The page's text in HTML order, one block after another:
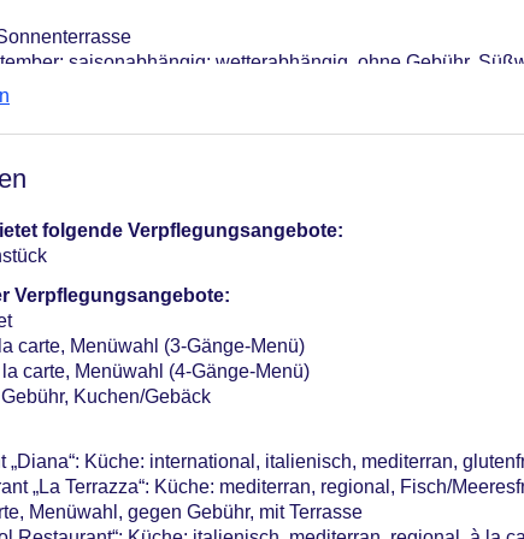
saisonabhängig; wetterabhängig, ohne Gebühr,
Gebühr
ohne Gebühr
Card / VISA, MasterCard, American Express, Diners
notwendig
Parkplatz (nach Verfügbarkeit), unbewacht: ohne
klimatisierte Tagungsräume
1, Etagen: 5, Zimmer: 86
4 Sterne
folgende Verpflegungsangebote:
Verpflegungsangebote:
carte, Menüwahl (3-Gänge-Menü)
carte, Menüwahl (4-Gänge-Menü)
Kuchen/Gebäck
„Diana“: Küche: international, italienisch, mediterran,
„La Terrazza“: Küche: mediterran, regional, Fisch/
Menüwahl, gegen Gebühr, mit Terrasse